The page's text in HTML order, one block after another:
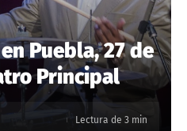
Puebla, 27 de
Principal
Lectura de 3 min